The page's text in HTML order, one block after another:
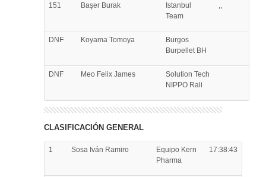
151 Başer Burak
Istanbul
Team
,,
DNF Koyama Tomoya
Burgos
Burpellet BH
DNF Meo Felix James
Solution Tech
NIPPO Rali
CLASIFICACIÓN GENERAL
1 Sosa Iván Ramiro
Equipo Kern
Pharma
17:38:43